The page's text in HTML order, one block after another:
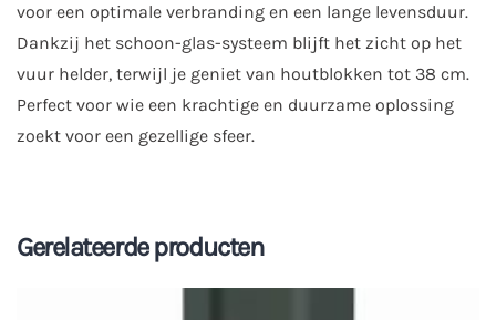
voor een optimale verbranding en een lange levensduur.
Dankzij het schoon-glas-systeem blijft het zicht op het
vuur helder, terwijl je geniet van houtblokken tot 38 cm.
Perfect voor wie een krachtige en duurzame oplossing
zoekt voor een gezellige sfeer.
Gerelateerde producten